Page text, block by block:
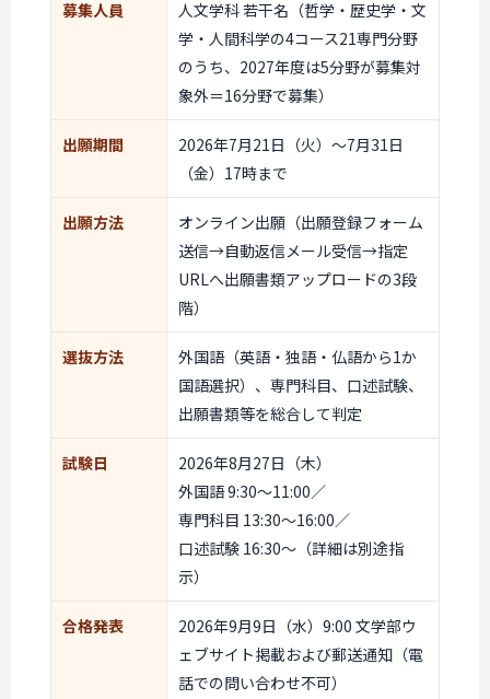
募集人員
人文学科 若干名（哲学・歴史学・文
学・人間科学の4コース21専門分野
のうち、2027年度は5分野が募集対
象外＝16分野で募集）
出願期間
2026年7月21日（火）〜7月31日
（金）17時まで
出願方法
オンライン出願（出願登録フォーム
送信→自動返信メール受信→指定
URLへ出願書類アップロードの3段
階）
選抜方法
外国語（英語・独語・仏語から1か
国語選択）、専門科目、口述試験、
出願書類等を総合して判定
試験日
2026年8月27日（木）
外国語 9:30〜11:00／
専門科目 13:30〜16:00／
口述試験 16:30〜 （詳細は別途指
示）
合格発表
2026年9月9日（水）9:00 文学部ウ
ェブサイト掲載および郵送通知（電
話での問い合わせ不可）